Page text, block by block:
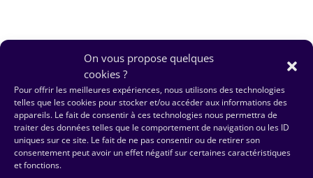
On vous propose quelques
cookies ?
Pour offrir les meilleures expériences, nous utilisons des technologies
telles que les cookies pour stocker et/ou accéder aux informations des
appareils. Le fait de consentir à ces technologies nous permettra de
traiter des données telles que le comportement de navigation ou les ID
uniques sur ce site. Le fait de ne pas consentir ou de retirer son
consentement peut avoir un effet négatif sur certaines caractéristiques
et fonctions.